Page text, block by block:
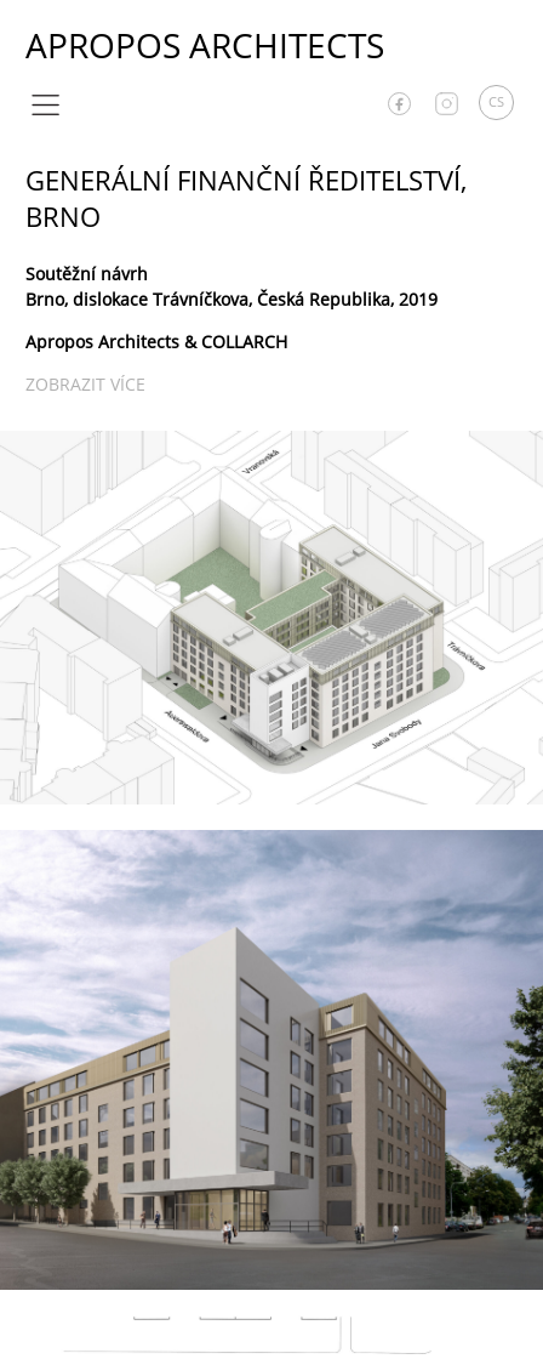
APROPOS ARCHITECTS
CS
GENERÁLNÍ FINANČNÍ ŘEDITELSTVÍ,
BRNO
Soutěžní návrh
Brno, dislokace Trávníčkova, Česká Republika, 2019
Apropos Architects & COLLARCH
ZOBRAZIT VÍCE